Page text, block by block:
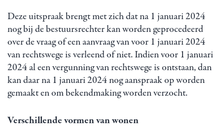
Deze uitspraak brengt met zich dat na 1 januari 2024
nog bij de bestuursrechter kan worden geprocedeerd
over de vraag of een aanvraag van voor 1 januari 2024
van rechtswege is verleend of niet. Indien voor 1 januari
2024 al een vergunning van rechtswege is ontstaan, dan
kan daar na 1 januari 2024 nog aanspraak op worden
gemaakt en om bekendmaking worden verzocht.
Verschillende vormen van wonen